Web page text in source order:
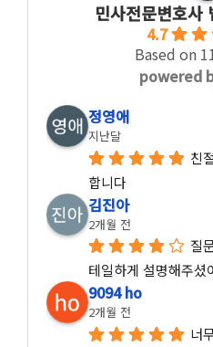
민사전문변호사
4.7
Based on
powered
정영애
지난달
친
합니다
김진아
2개월 전
질
테일하게 설명해주셨
9094 ho
2개월 전
너